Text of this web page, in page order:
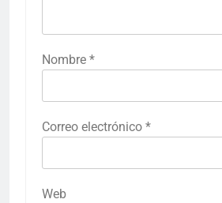
Nombre *
Correo electrónico *
Web